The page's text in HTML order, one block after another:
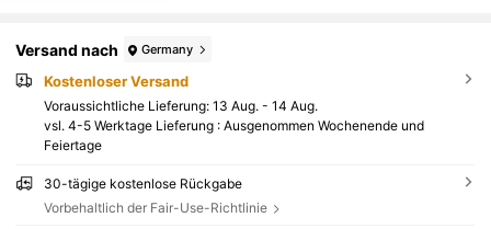
Versand nach Germany
Kostenloser Versand
Voraussichtliche Lieferung: 13 Aug. - 14 Aug.
vsl. 4-5 Werktage Lieferung : Ausgenommen Wochenende und
Feiertage
30-tägige kostenlose Rückgabe
Vorbehaltlich der Fair-Use-Richtlinie